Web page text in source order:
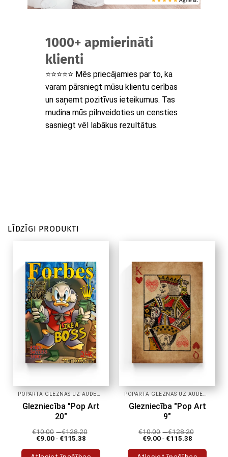
1000+ apmierināti
klienti
⭐⭐⭐⭐⭐ Mēs priecājamies par to, ka
varam pārsniegt mūsu klientu cerības
un saņemt pozitīvus ieteikumus. Tas
mudina mūs pilnveidoties un censties
sasniegt vēl labākus rezultātus.
LĪDZĪGI PRODUKTI
Glezniecība "Pop Art
20"
€10.00 -€128.20
€9.00-€115.38
Glezniecība "Pop Art
9"
€10.00 -€128.20
€9.00-€115.38